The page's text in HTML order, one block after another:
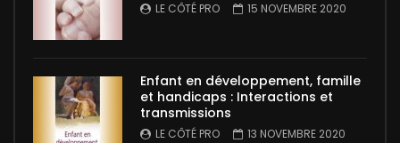
LE CÔTÉ PRO 15 NOVEMBRE 2020
Enfant en développement, famille
et handicaps : Interactions et
transmissions
LE CÔTÉ PRO 13 NOVEMBRE 2020